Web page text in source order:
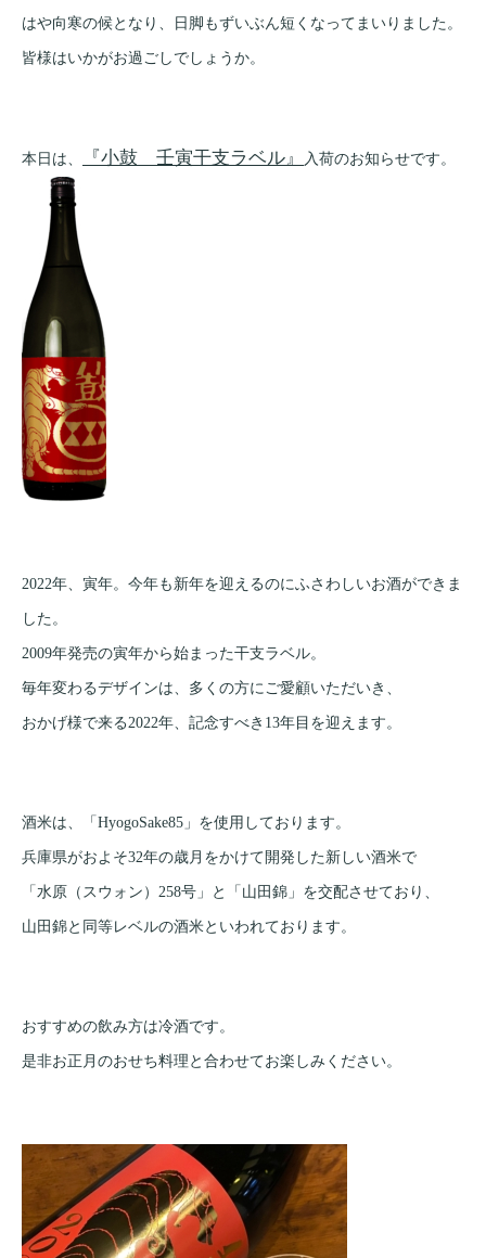
はや向寒の候となり、日脚もずいぶん短くなってまいりました。
皆様はいかがお過ごしでしょうか。
本日は、 『小鼓 壬寅干支ラベル』 入荷のお知らせです。
2022年、寅年。今年も新年を迎えるのにふさわしいお酒ができま
した。
2009年発売の寅年から始まった干支ラベル。
毎年変わるデザインは、多くの方にご愛顧いただいき、
おかげ様で来る2022年、記念すべき13年目を迎えます。
酒米は、「HyogoSake85」を使用しております。
兵庫県がおよそ32年の歳月をかけて開発した新しい酒米で
「水原（スウォン）258号」と「山田錦」を交配させており、
山田錦と同等レベルの酒米といわれております。
おすすめの飲み方は冷酒です。
是非お正月のおせち料理と合わせてお楽しみください。